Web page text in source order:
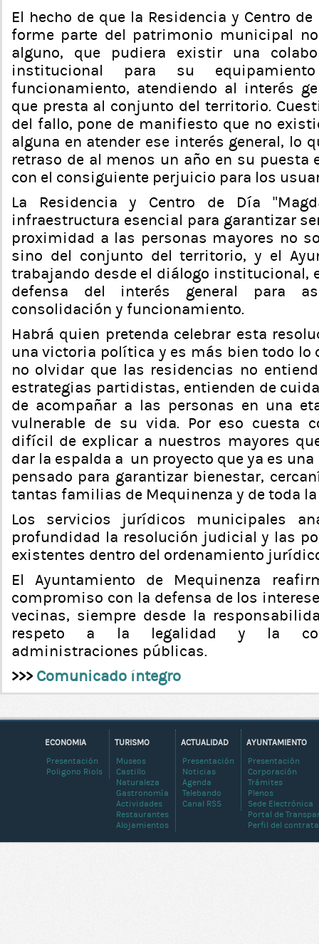
El hecho de que la Residencia y Centro de
forme parte del patrimonio municipal
alguno, que pudiera existir una
institucional para su
funcionamiento, atendiendo al interés
que presta al conjunto del territorio.
del fallo, pone de manifiesto que no
alguna en atender ese interés general, lo
retraso de al menos un año en su puesta
con el consiguiente perjuicio para los
La Residencia y Centro de Día
infraestructura esencial para garantizar
proximidad a las personas mayores no
sino del conjunto del territorio, y el
trabajando desde el diálogo institucional,
defensa del interés general para
consolidación y funcionamiento.
Habrá quien pretenda celebrar esta
una victoria política y es más bien todo lo
no olvidar que las residencias no
estrategias partidistas, entienden de
de acompañar a las personas en una
vulnerable de su vida. Por eso cuesta
difícil de explicar a nuestros mayores
dar la espalda a un proyecto que ya es
pensado para garantizar bienestar,
tantas familias de Mequinenza y de toda
Los servicios jurídicos municipales
profundidad la resolución judicial y las
existentes dentro del ordenamiento
El Ayuntamiento de Mequinenza
compromiso con la defensa de los
vecinas, siempre desde la
respeto a la legalidad y la
administraciones públicas.
>>> Comunicado íntegro
AYUNTAMIENTO
Presentación
Corporación
Trámites
Plenos
Sede Electrónica
Portal de
Perfil del
ACTUALIDAD
Presentación
Noticias
Agenda
Telebando
Canal RSS
TURISMO
Museos
Castillo
Naturaleza
Gastronomía
Actividades
Restaurantes
Alojamientos
ECONOMIA
Presentación
Poligono Riols